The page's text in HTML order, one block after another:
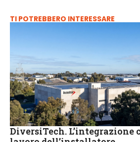
TI POTREBBERO INTERESSARE
DiversiTech. L’integrazione